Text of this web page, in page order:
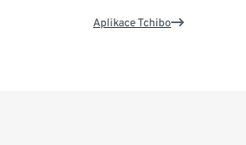
Aplikace Tchibo